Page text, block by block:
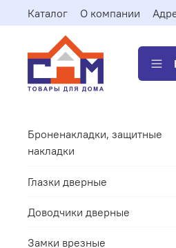
Каталог О компании
Броненакладки, защитные
накладки
Глазки дверные
Доводчики дверные
Замки врезные